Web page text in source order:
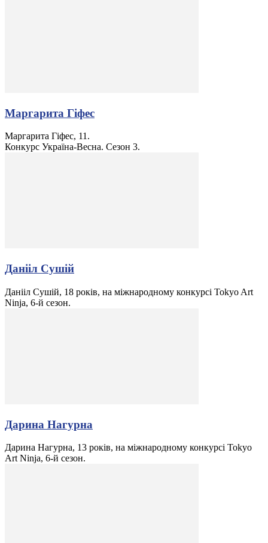
Маргарита Гіфес
Маргарита Гіфес, 11.
Конкурс Україна-Весна. Сезон 3.
Данііл Сушій
Данііл Сушій, 18 років, на міжнародному конкурсі Tokyo Art
Ninja, 6-й сезон.
Дарина Нагурна
Дарина Нагурна, 13 років, на міжнародному конкурсі Tokyo
Art Ninja, 6-й сезон.